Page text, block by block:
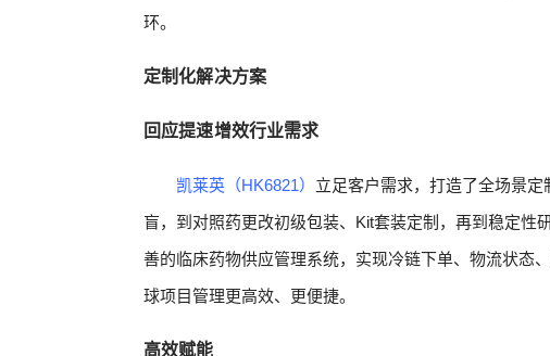
环。
定制化解决方案
回应提速增效行业需求
凯莱英（HK6821） 立足客户需求，打造了全场景
盲，到对照药更改初级包装、Kit套装定制，再到稳定性
善的临床药物供应管理系统，实现冷链下单、物流状态
球项目管理更高效、更便捷。
高效赋能